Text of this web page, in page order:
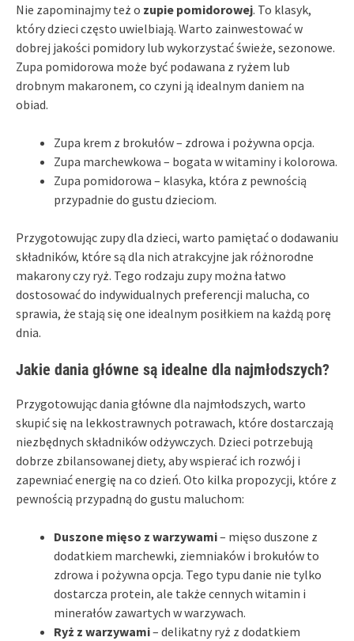
Nie zapominajmy też o zupie pomidorowej. To klasyk,
który dzieci często uwielbiają. Warto zainwestować w
dobrej jakości pomidory lub wykorzystać świeże, sezonowe.
Zupa pomidorowa może być podawana z ryżem lub
drobnym makaronem, co czyni ją idealnym daniem na
obiad.
Zupa krem z brokułów – zdrowa i pożywna opcja.
Zupa marchewkowa – bogata w witaminy i kolorowa.
Zupa pomidorowa – klasyka, która z pewnością
przypadnie do gustu dzieciom.
Przygotowując zupy dla dzieci, warto pamiętać o dodawaniu
składników, które są dla nich atrakcyjne jak różnorodne
makarony czy ryż. Tego rodzaju zupy można łatwo
dostosować do indywidualnych preferencji malucha, co
sprawia, że stają się one idealnym posiłkiem na każdą porę
dnia.
Jakie dania główne są idealne dla najmłodszych?
Przygotowując dania główne dla najmłodszych, warto
skupić się na lekkostrawnych potrawach, które dostarczają
niezbędnych składników odżywczych. Dzieci potrzebują
dobrze zbilansowanej diety, aby wspierać ich rozwój i
zapewniać energię na co dzień. Oto kilka propozycji, które z
pewnością przypadną do gustu maluchom:
Duszone mięso z warzywami– mięso duszone z
dodatkiem marchewki, ziemniaków i brokułów to
zdrowa i pożywna opcja. Tego typu danie nie tylko
dostarcza protein, ale także cennych witamin i
minerałów zawartych w warzywach.
Ryż z warzywami– delikatny ryż z dodatkiem